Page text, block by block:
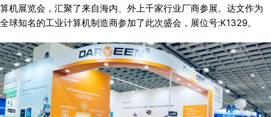
算机展览会，汇聚了来自海内、外上千家行业厂商参展。达文作为
全球知名的工业计算机制造商参加了此次盛会，展位号:K1329。